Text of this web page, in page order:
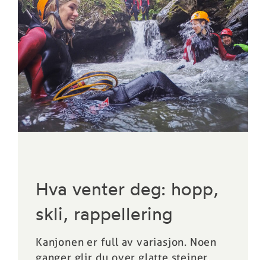
Hva venter deg: hopp,
skli, rappellering
Kanjonen er full av variasjon. Noen
ganger glir du over glatte steiner,